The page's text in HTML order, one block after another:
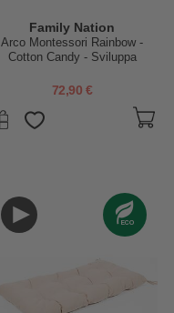
Family Nation
Arco Montessori Rainbow -
Cotton Candy - Sviluppa
72,90 €